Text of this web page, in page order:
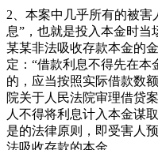
2、本案中几乎所有的被害
息”，也就是投入本金时
某某非法吸收存款本金的
定：“借款利息不得先在
的，应当按照实际借款数
院关于人民法院审理借贷
人不得将利息计入本金谋
是的法律原则，即受害人